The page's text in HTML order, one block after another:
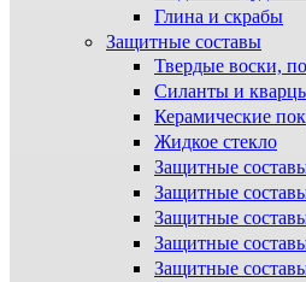
Глина и скрабы
Защитные составы
Твердые воски,
Силанты и
Керамические
Жидкое стекло
Защитные
Защитные
Защитные
Защитные
Защитные